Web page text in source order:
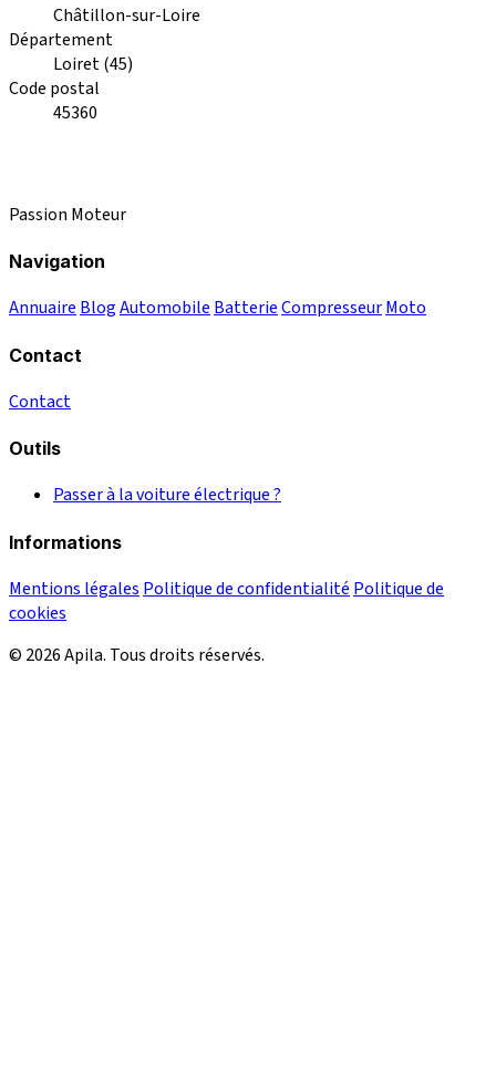
Châtillon-sur-Loire
Département
Loiret (45)
Code postal
45360
Passion Moteur
Navigation
Annuaire BlogAutomobile BatterieCompresseurMoto
Contact
Contact
Outils
Passer à la voiture électrique ?
Informations
Mentions légales Politique de confidentialité Politique de
cookies
© 2026 Apila. Tous droits réservés.